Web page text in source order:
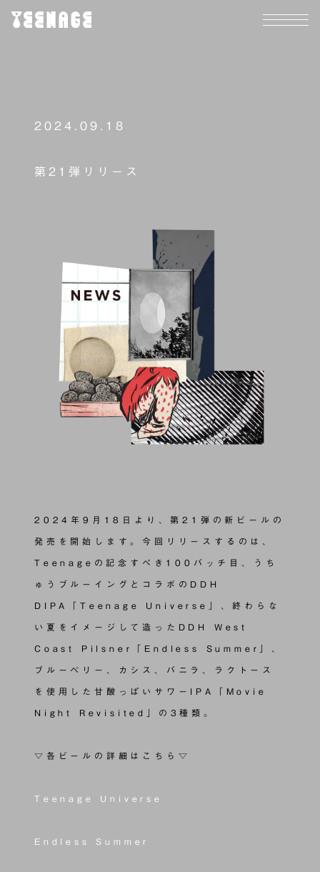
2024.09.18
第21弾リリース
2024年9月18日より、第21弾の新ビールの
発売を開始します。今回リリースするのは、
Teenageの記念すべき100バッチ目、うち
ゅうブルーイングとコラボのDDH
DIPA「Teenage Universe」、終わらな
い夏をイメージして造ったDDH West
Coast Pilsner「Endless Summer」、
ブルーベリー、カシス、バニラ、ラクトース
を使用した甘酸っぱいサワーIPA「Movie
Night Revisited」の3種類。
▽各ビールの詳細はこちら▽
Teenage Universe
Endless Summer